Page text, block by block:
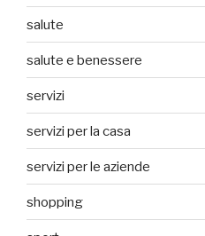
salute
salute e benessere
servizi
servizi per la casa
servizi per le aziende
shopping